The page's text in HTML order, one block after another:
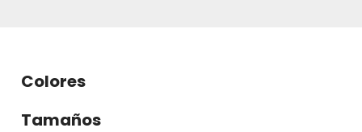
Colores
Tamaños